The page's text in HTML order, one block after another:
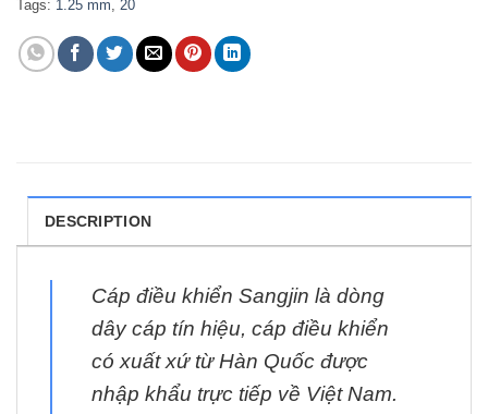
Tags: 1.25 mm, 20
DESCRIPTION
Cáp điều khiển Sangjin là dòng
dây cáp tín hiệu, cáp điều khiển
có xuất xứ từ Hàn Quốc được
nhập khẩu trực tiếp về Việt Nam.